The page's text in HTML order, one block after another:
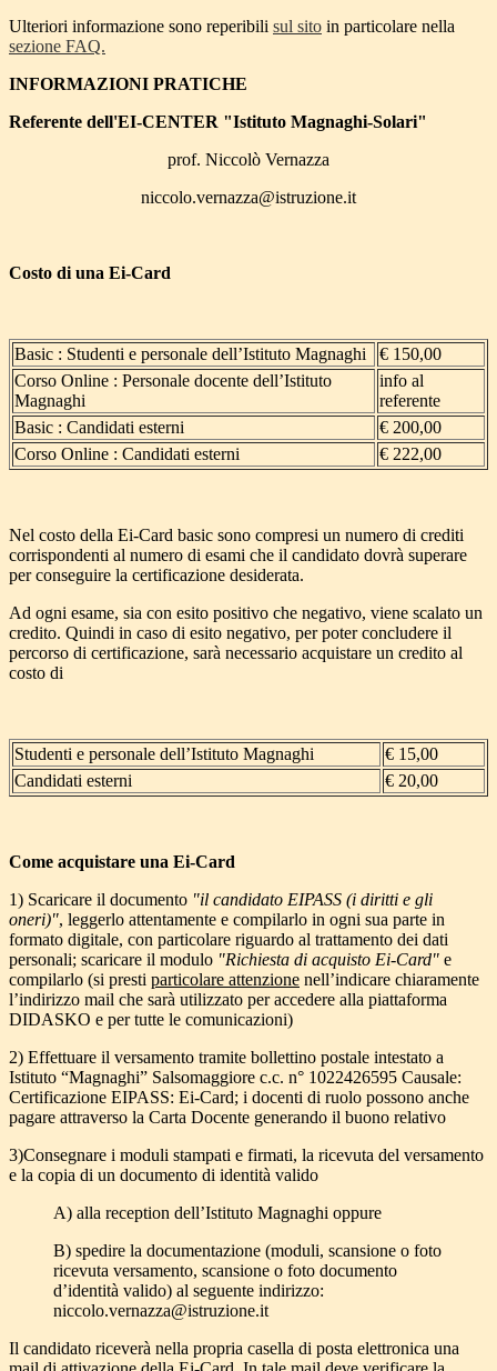
Ulteriori informazione sono reperibili sul sito in particolare nella
sezione FAQ.
INFORMAZIONI PRATICHE
Referente dell'EI-CENTER "Istituto Magnaghi-Solari"
prof. Niccolò Vernazza
niccolo.vernazza@istruzione.it
Costo di una Ei-Card
Basic : Studenti e personale dell’Istituto Magnaghi
€ 150,00
Corso Online : Personale docente dell’Istituto
Magnaghi
info al
referente
Basic : Candidati esterni
€ 200,00
Corso Online : Candidati esterni
€ 222,00
Nel costo della Ei-Card basic sono compresi un numero di crediti
corrispondenti al numero di esami che il candidato dovrà superare
per conseguire la certificazione desiderata.
Ad ogni esame, sia con esito positivo che negativo, viene scalato un
credito. Quindi in caso di esito negativo, per poter concludere il
percorso di certificazione, sarà necessario acquistare un credito al
costo di
Studenti e personale dell’Istituto Magnaghi
€ 15,00
Candidati esterni
€ 20,00
Come acquistare una Ei-Card
1) Scaricare il documento "il candidato EIPASS (i diritti e gli
oneri)", leggerlo attentamente e compilarlo in ogni sua parte in
formato digitale, con particolare riguardo al trattamento dei dati
personali; scaricare il modulo "Richiesta di acquisto Ei-Card" e
compilarlo (si presti particolare attenzione nell’indicare chiaramente
l’indirizzo mail che sarà utilizzato per accedere alla piattaforma
DIDASKO e per tutte le comunicazioni)
2) Effettuare il versamento tramite bollettino postale intestato a
Istituto “Magnaghi” Salsomaggiore c.c. n° 1022426595 Causale:
Certificazione EIPASS: Ei-Card; i docenti di ruolo possono anche
pagare attraverso la Carta Docente generando il buono relativo
3)Consegnare i moduli stampati e firmati, la ricevuta del versamento
e la copia di un documento di identità valido
A) alla reception dell’Istituto Magnaghi oppure
B) spedire la documentazione (moduli, scansione o foto
ricevuta versamento, scansione o foto documento
d’identità valido) al seguente indirizzo:
niccolo.vernazza@istruzione.it
Il candidato riceverà nella propria casella di posta elettronica una